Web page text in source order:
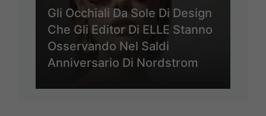
Gli Occhiali Da Sole Di Design
Che Gli Editor Di ELLE Stanno
Osservando Nel Saldi
Anniversario Di Nordstrom